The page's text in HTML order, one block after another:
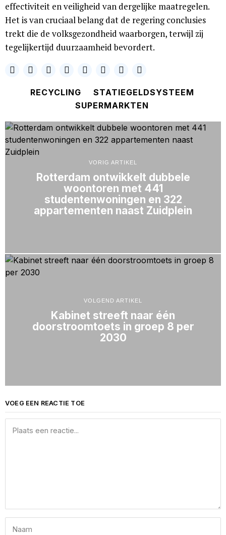
effectiviteit en veiligheid van dergelijke maatregelen.
Het is van cruciaal belang dat de regering conclusies
trekt die de volksgezondheid waarborgen, terwijl zij
tegelijkertijd duurzaamheid bevordert.
RECYCLING
STATIEGELDSYSTEEM
SUPERMARKTEN
VORIG ARTIKEL
Rotterdam ontwikkelt dubbele
woontoren met 441
studentenwoningen en 322
appartementen naast Zuidplein
VOLGEND ARTIKEL
Kabinet streeft naar één
doorstroomtoets in groep 8 per
2030
VOEG EEN REACTIE TOE